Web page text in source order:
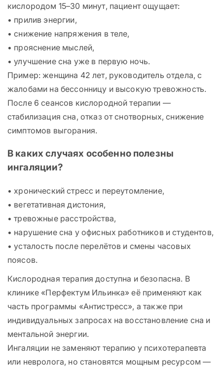
кислородом 15–30 минут, пациент ощущает:
• прилив энергии,
• снижение напряжения в теле,
• прояснение мыслей,
• улучшение сна уже в первую ночь.
Пример: женщина 42 лет, руководитель отдела, с
жалобами на бессонницу и высокую тревожность.
После 6 сеансов кислородной терапии —
стабилизация сна, отказ от снотворных, снижение
симптомов выгорания.
В каких случаях особенно полезны
ингаляции?
• хронический стресс и переутомление,
• вегетативная дистония,
• тревожные расстройства,
• нарушение сна у офисных работников и студентов,
• усталость после перелётов и смены часовых
поясов.
Кислородная терапия доступна и безопасна. В
клинике «Перфектум Ильинка» её применяют как
часть программы «Антистресс», а также при
индивидуальных запросах на восстановление сна и
ментальной энергии.
Ингаляции не заменяют терапию у психотерапевта
или невролога, но становятся мощным ресурсом —